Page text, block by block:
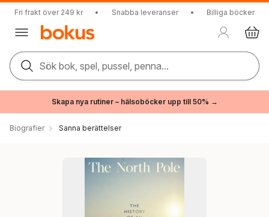
Fri frakt över 249 kr • Snabba leveranser • Billiga böcker
Sök bok, spel, pussel, penna...
Skapa nya rutiner – hälsoböcker upp till 50% →
Biografier Sanna berättelser